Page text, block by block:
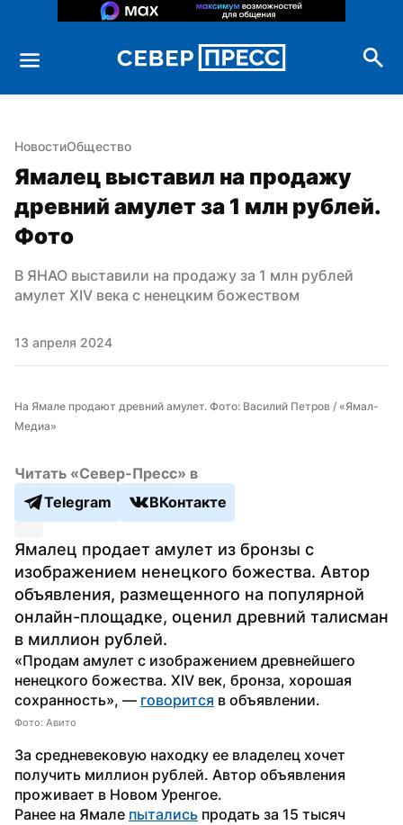
НовостиОбщество
Ямалец выставил на продажу
древний амулет за 1 млн рублей.
Фото
В ЯНАО выставили на продажу за 1 млн рублей
амулет XIV века с ненецким божеством
13 апреля 2024
На Ямале продают древний амулет. Фото: Василий Петров / «Ямал-
Медиа»
Читать «Север-Пресс» в
Telegram
ВКонтакте
Ямалец продает амулет из бронзы с
изображением ненецкого божества. Автор
объявления, размещенного на популярной
онлайн-площадке, оценил древний талисман
в миллион рублей.
«Продам амулет с изображением древнейшего
ненецкого божества. XIV век, бронза, хорошая
сохранность», — говорится в объявлении.
Фото: Авито
За средневековую находку ее владелец хочет
получить миллион рублей. Автор объявления
проживает в Новом Уренгое.
Ранее на Ямале пытались продать за 15 тысяч